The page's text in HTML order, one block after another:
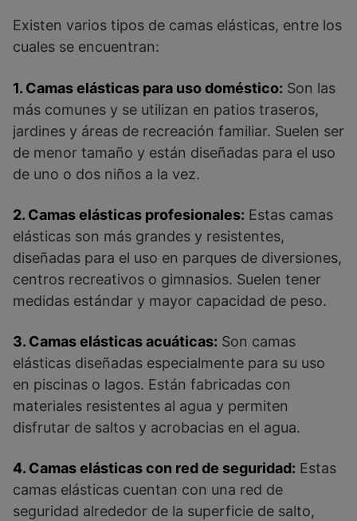
Existen varios tipos de camas elásticas, entre los
cuales se encuentran:
1. Camas elásticas para uso doméstico: Son las
más comunes y se utilizan en patios traseros,
jardines y áreas de recreación familiar. Suelen ser
de menor tamaño y están diseñadas para el uso
de uno o dos niños a la vez.
2. Camas elásticas profesionales: Estas camas
elásticas son más grandes y resistentes,
diseñadas para el uso en parques de diversiones,
centros recreativos o gimnasios. Suelen tener
medidas estándar y mayor capacidad de peso.
3. Camas elásticas acuáticas: Son camas
elásticas diseñadas especialmente para su uso
en piscinas o lagos. Están fabricadas con
materiales resistentes al agua y permiten
disfrutar de saltos y acrobacias en el agua.
4. Camas elásticas con red de seguridad: Estas
camas elásticas cuentan con una red de
seguridad alrededor de la superficie de salto,